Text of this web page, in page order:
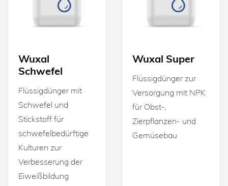
Wuxal
Schwefel
Flüssigdünger mit
Schwefel und
Stickstoff für
schwefelbedürftige
Kulturen zur
Verbesserung der
Eiweißbildung
Wuxal Super
Flüssigdünger zur
Versorgung mit NPK
für Obst-,
Zierpflanzen- und
Gemüsebau